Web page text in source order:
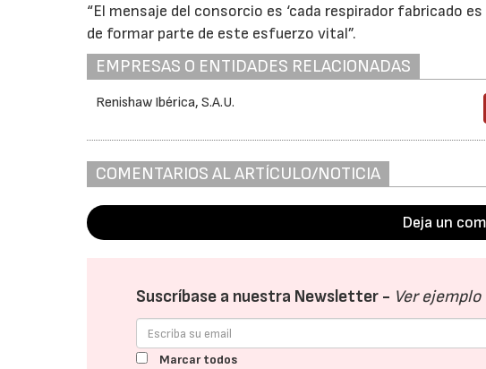
“El mensaje del consorcio es ‘cada respirador fabricado
de formar parte de este esfuerzo vital”.
EMPRESAS O ENTIDADES RELACIONADAS
Renishaw Ibérica, S.A.U.
COMENTARIOS AL ARTÍCULO/NOTICIA
Deja un
Suscríbase a nuestra Newsletter - Ver ejemplo
Marcar todos